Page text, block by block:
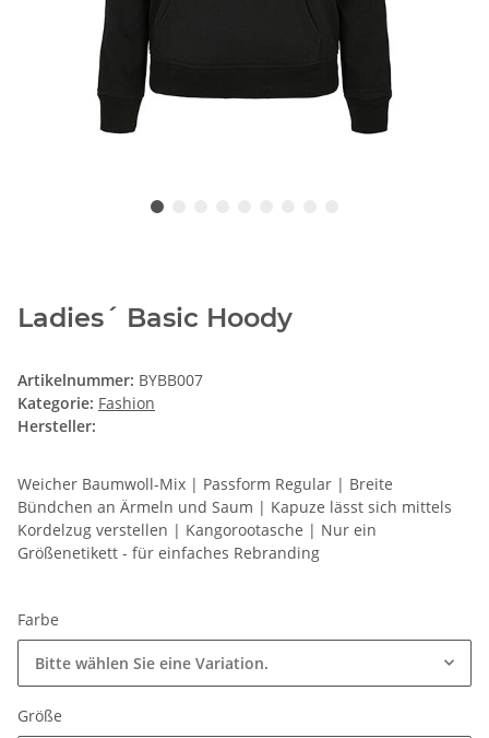
Ladies´ Basic Hoody
Artikelnummer: BYBB007
Kategorie: Fashion
Hersteller:
Weicher Baumwoll-Mix | Passform Regular | Breite
Bündchen an Ärmeln und Saum | Kapuze lässt sich mittels
Kordelzug verstellen | Kangorootasche | Nur ein
Größenetikett - für einfaches Rebranding
Farbe
Bitte wählen Sie eine Variation.
Größe